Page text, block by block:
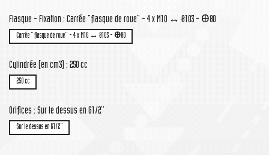
Flasque - Fixation : Carrée "flasque de roue" - 4 x M10 ↔ Ø103 - Ꚛ80
Carrée "flasque de roue" - 4 x M10 ↔ Ø103 - Ꚛ80
Cylindrée (en cm3) : 250 cc
250 cc
Orifices : Sur le dessus en G1/2''
Sur le dessus en G1/2''